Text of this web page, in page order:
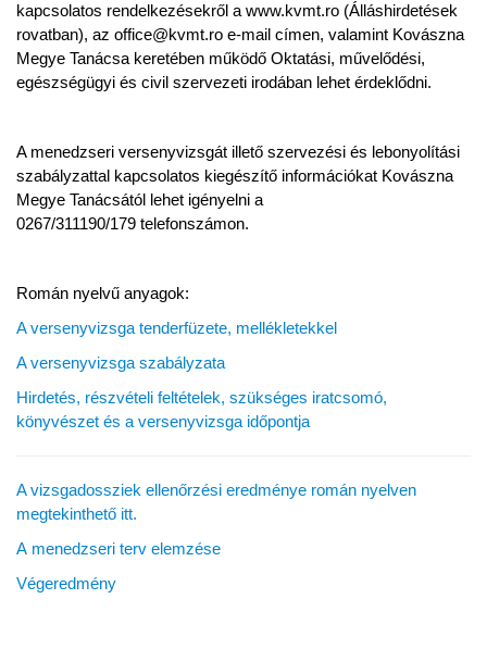
kapcsolatos rendelkezésekről a www.kvmt.ro (Álláshirdetések
rovatban), az office@kvmt.ro e-mail címen, valamint Kovászna
Megye Tanácsa keretében működő Oktatási, művelődési,
egészségügyi és civil szervezeti irodában lehet érdeklődni.
A menedzseri versenyvizsgát illető szervezési és lebonyolítási
szabályzattal kapcsolatos kiegészítő információkat Kovászna
Megye Tanácsától lehet igényelni a
0267/311190/179 telefonszámon.
Román nyelvű anyagok:
A versenyvizsga tenderfüzete, mellékletekkel
A versenyvizsga szabályzata
Hirdetés, részvételi feltételek, szükséges iratcsomó,
könyvészet és a versenyvizsga időpontja
A vizsgadossziek ellenőrzési eredménye román nyelven
megtekinthető itt.
A menedzseri terv elemzése
Végeredmény